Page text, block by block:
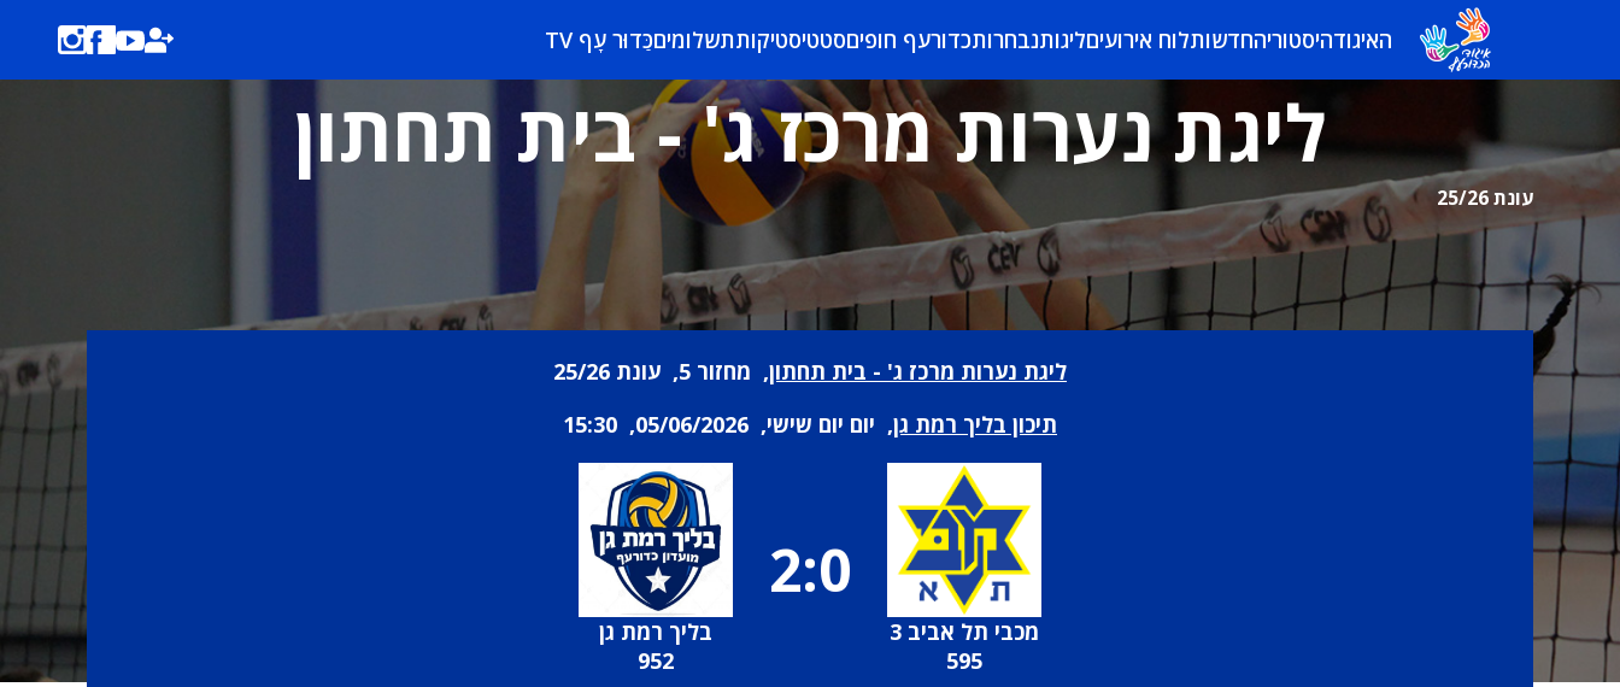
האיגודהיסטוריהחדשותלוח אירועיםליגותנבחרותכדורעף חופיםסטטיסטיקותתשלומיםכַּדוּר עָף TV
ליגת נערות מרכז ג' - בית תחתון
עונת 25/26
ליגת נערות מרכז ג' - בית תחתון, מחזור 5, עונת 25/26
תיכון בליך רמת גן, יום יום שישי, 05/06/2026, 15:30
מכבי תל אביב 3
595
2:0
בליך רמת גן
952